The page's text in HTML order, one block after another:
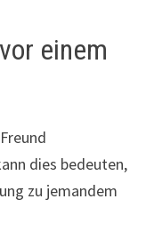
einem
dies bedeuten,
zu jemandem